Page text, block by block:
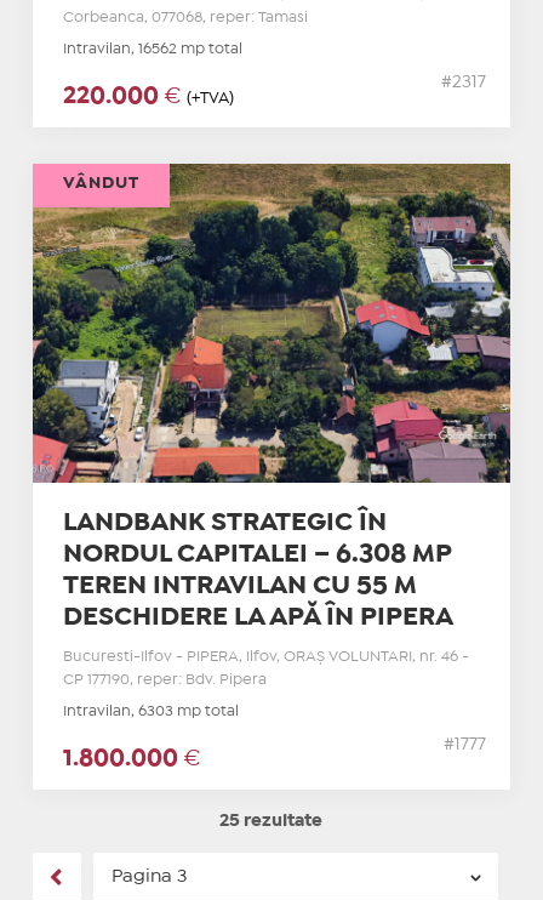
Corbeanca, 077068, reper: Tamasi
Intravilan, 16562 mp total
220.000 € (+TVA)
#2317
LANDBANK STRATEGIC ÎN
NORDUL CAPITALEI – 6.308 MP
TEREN INTRAVILAN CU 55 M
DESCHIDERE LA APĂ ÎN PIPERA
Bucuresti-Ilfov - PIPERA, Ilfov, ORAŞ VOLUNTARI, nr. 46 -
CP 177190, reper: Bdv. Pipera
Intravilan, 6303 mp total
1.800.000 €
#1777
VÂNDUT
25 rezultate